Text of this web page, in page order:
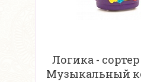
Логика - сортер
Музыкальный